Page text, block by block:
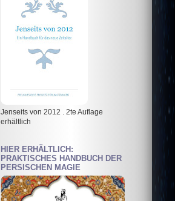
Jenseits von 2012 . 2te Auflage
erhältlich
HIER ERHÄLTLICH:
PRAKTISCHES HANDBUCH DER
PERSISCHEN MAGIE